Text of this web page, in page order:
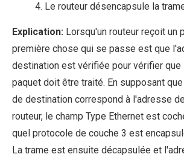
4. Le routeur désencapsule la
Explication: Lorsqu'un routeur reçoit un
première chose qui se passe est que
destination est vérifiée pour vérifier que
paquet doit être traité. En supposant
de destination correspond à l'adresse
routeur, le champ Type Ethernet est
quel protocole de couche 3 est
La trame est ensuite décapsulée et